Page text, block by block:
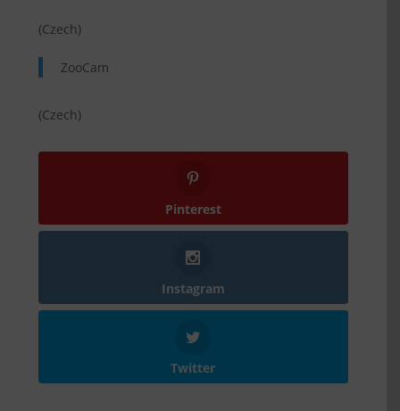
(Czech)
ZooCam
(Czech)
Pinterest
Instagram
Twitter